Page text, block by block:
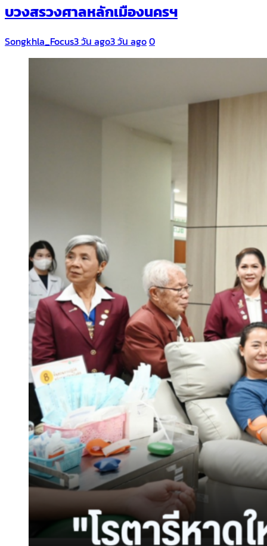
บวงสรวงศาลหลักเมืองนครฯ
Songkhla_Focus3 วัน ago3 วัน ago0